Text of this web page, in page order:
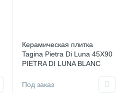
Керамическая плитка
Tagina Pietra Di Luna 45X90
PIETRA DI LUNA BLANC
Под заказ